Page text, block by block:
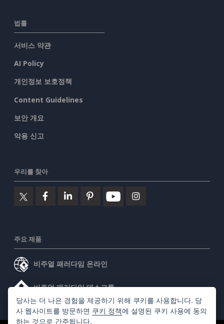
법률
서비스 약관
AI Policy
개인정보 보호정책
Content Guidelines
보안 개요
악용 신고
우리를 찾아
주요 제품
비주얼 패러다임 온라인
비주얼 패러다임 데스크톱
당사는 더 나은 경험을 제공하기 위해 쿠키를 사용합니다. 당
사 웹사이트를 방문하면 쿠키 정책에 설명된 쿠키 사용에 동의
하는 것으로 간주됩니다.